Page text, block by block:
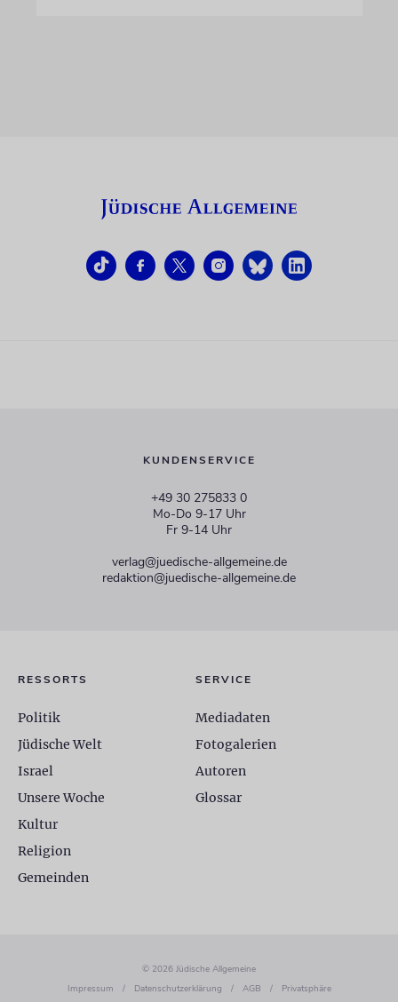
KUNDENSERVICE
+49 30 275833 0
Mo-Do 9-17 Uhr
Fr 9-14 Uhr
verlag@juedische-allgemeine.de
redaktion@juedische-allgemeine.de
RESSORTS
Politik
Jüdische Welt
Israel
Unsere Woche
Kultur
Religion
Gemeinden
SERVICE
Mediadaten
Fotogalerien
Autoren
Glossar
© 2026 Jüdische Allgemeine
Impressum
/ Datenschutzerklärung / AGB / Privatsphäre